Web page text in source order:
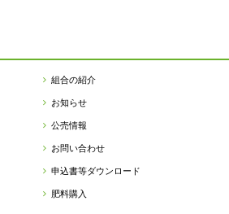
組合の紹介
お知らせ
公売情報
お問い合わせ
申込書等ダウンロード
肥料購入